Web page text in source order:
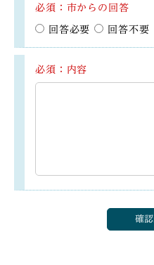
必須：市からの回答
回答必要 回答不要
必須：内容